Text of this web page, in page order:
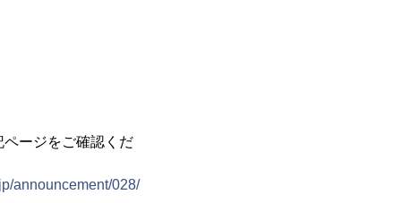
ージをご確認くだ
announcement/028/